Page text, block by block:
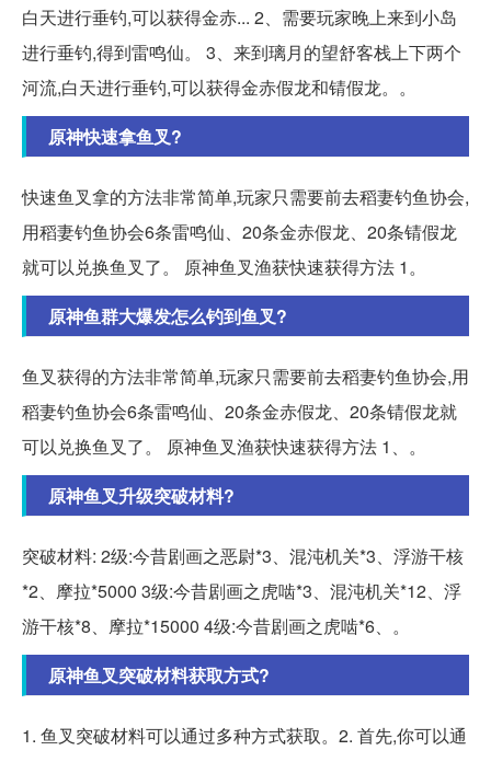
白天进行垂钓,可以获得金赤... 2、需要玩家晚上来到小岛
进行垂钓,得到雷鸣仙。 3、来到璃月的望舒客栈上下两个
河流,白天进行垂钓,可以获得金赤假龙和锖假龙。。
原神快速拿鱼叉?
快速鱼叉拿的方法非常简单,玩家只需要前去稻妻钓鱼协会,
用稻妻钓鱼协会6条雷鸣仙、20条金赤假龙、20条锖假龙
就可以兑换鱼叉了。 原神鱼叉渔获快速获得方法 1。
原神鱼群大爆发怎么钓到鱼叉?
鱼叉获得的方法非常简单,玩家只需要前去稻妻钓鱼协会,用
稻妻钓鱼协会6条雷鸣仙、20条金赤假龙、20条锖假龙就
可以兑换鱼叉了。 原神鱼叉渔获快速获得方法 1、。
原神鱼叉升级突破材料?
突破材料: 2级:今昔剧画之恶尉*3、混沌机关*3、浮游干核
*2、摩拉*5000 3级:今昔剧画之虎啮*3、混沌机关*12、浮
游干核*8、摩拉*15000 4级:今昔剧画之虎啮*6、。
原神鱼叉突破材料获取方式?
1. 鱼叉突破材料可以通过多种方式获取。2. 首先,你可以通